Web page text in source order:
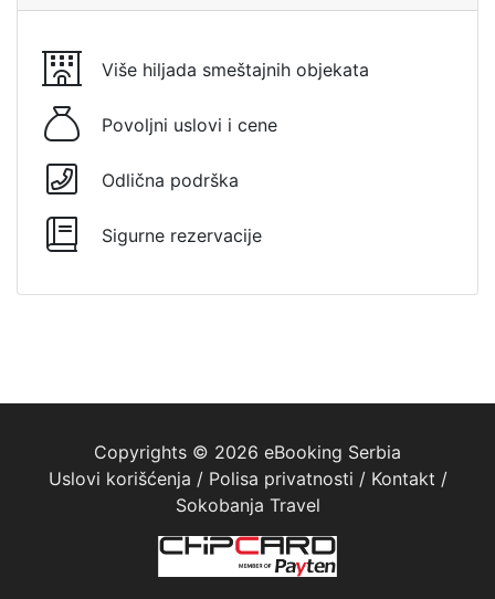
Više hiljada smeštajnih objekata
Povoljni uslovi i cene
Odlična podrška
Sigurne rezervacije
Copyrights © 2026 eBooking Serbia
Uslovi korišćenja / Polisa privatnosti / Kontakt /
Sokobanja Travel